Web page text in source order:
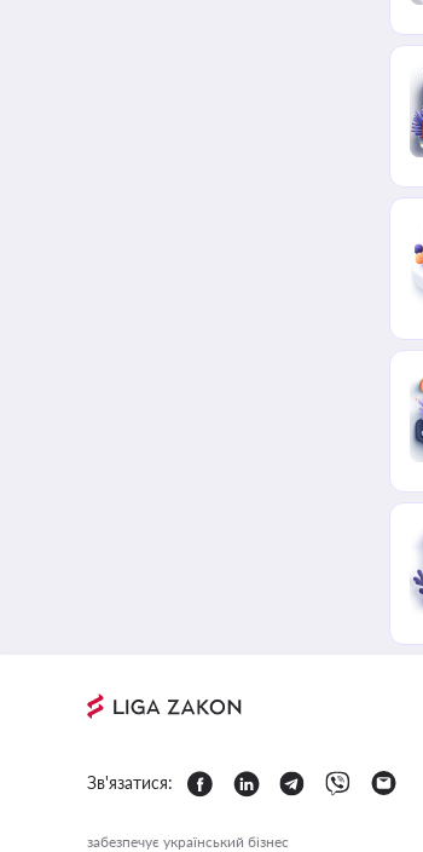
Зв'язатися:
забезпечує український бізнес